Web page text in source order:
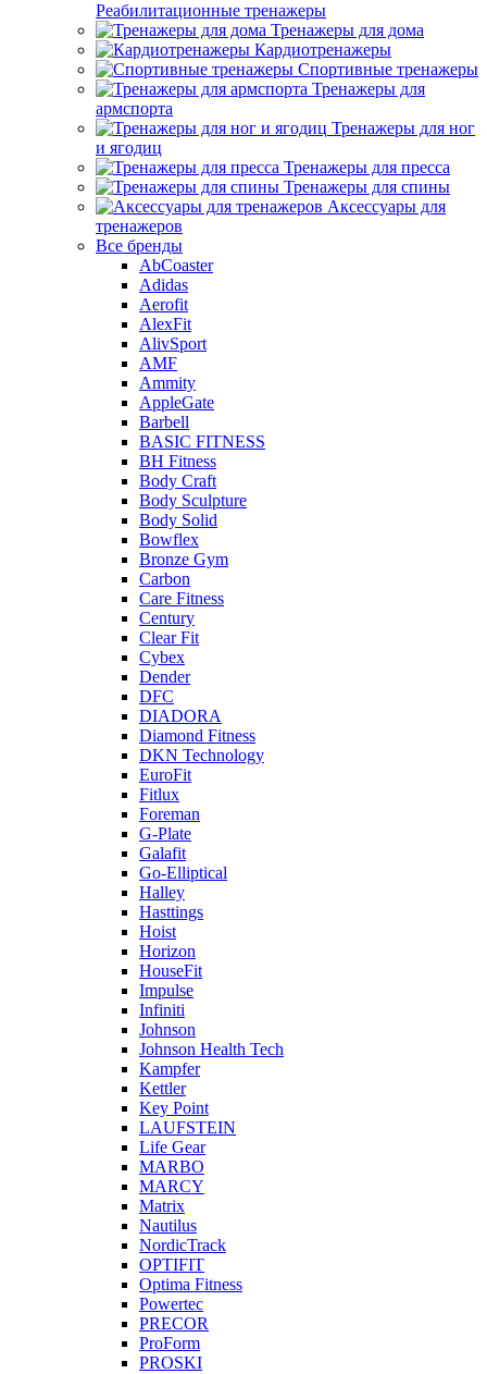
Реабилитационные тренажеры
Тренажеры для дома
Кардиотренажеры
Спортивные тренажеры
Тренажеры для
армспорта
Тренажеры для ног
и ягодиц
Тренажеры для пресса
Тренажеры для спины
Аксессуары для
тренажеров
Все бренды
AbCoaster
Adidas
Aerofit
AlexFit
AlivSport
AMF
Ammity
AppleGate
Barbell
BASIC FITNESS
BH Fitness
Body Craft
Body Sculpture
Body Solid
Bowflex
Bronze Gym
Carbon
Care Fitness
Century
Clear Fit
Cybex
Dender
DFC
DIADORA
Diamond Fitness
DKN Technology
EuroFit
Fitlux
Foreman
G-Plate
Galafit
Go-Elliptical
Halley
Hasttings
Hoist
Horizon
HouseFit
Impulse
Infiniti
Johnson
Johnson Health Tech
Kampfer
Kettler
Key Point
LAUFSTEIN
Life Gear
MARBO
MARCY
Matrix
Nautilus
NordicTrack
OPTIFIT
Optima Fitness
Powertec
PRECOR
ProForm
PROSKI